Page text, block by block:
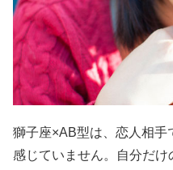
獅子座×AB型は、恋人相手
感じていません。自分だけ